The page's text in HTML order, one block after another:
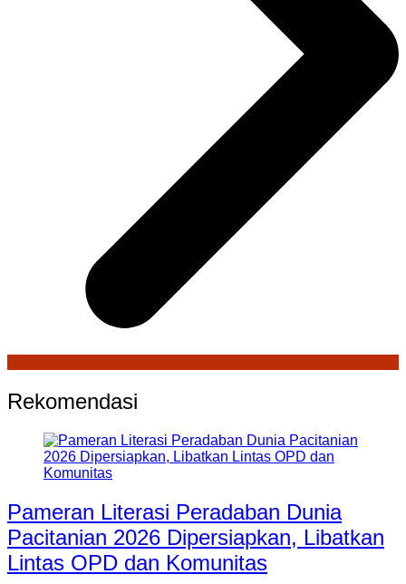
Rekomendasi
Pameran Literasi Peradaban Dunia
Pacitanian 2026 Dipersiapkan, Libatkan
Lintas OPD dan Komunitas